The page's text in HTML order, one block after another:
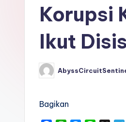
Korupsi
Ikut
Posted
by
Bagikan